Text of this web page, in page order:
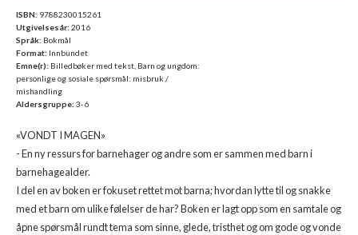
«VONDT I MAGEN»
- En ny ressurs for barnehager og andre som er sammen med barn i
barnehagealder.
I del en av boken er fokuset rettet mot barna; hvordan lytte til og snakke
med et barn om ulike følelser de har? Boken er lagt opp som en samtale og
åpne spørsmål rundt tema som sinne, glede, tristhet og om gode og vonde
ISBN: 9788230015261
Utgivelsesår: 2016
Språk: Bokmål
Format: Innbundet
Emne(r): Billedbøker med tekst, Barn og ungdom:
personlige og sosiale spørsmål: misbruk /
mishandling
Aldersgruppe: 3-6